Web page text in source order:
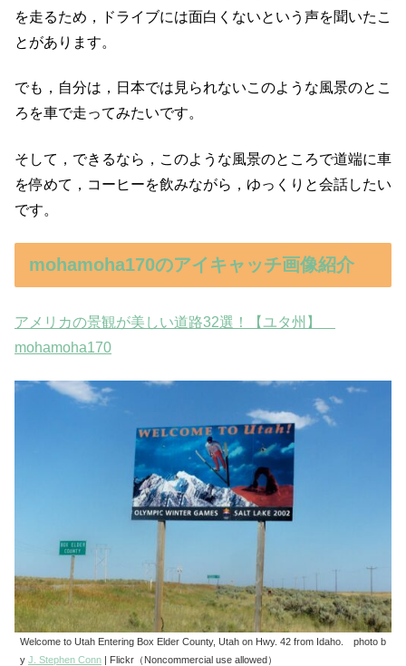
を走るため，ドライブには面白くないという声を聞いたこ
とがあります。
でも，自分は，日本では見られないこのような風景のとこ
ろを車で走ってみたいです。
そして，できるなら，このような風景のところで道端に車
を停めて，コーヒーを飲みながら，ゆっくりと会話したい
です。
mohamoha170のアイキャッチ画像紹介
アメリカの景観が美しい道路32選！【ユタ州】
mohamoha170
Welcome to Utah Entering Box Elder County, Utah on Hwy. 42 from Idaho. photo b
y J. Stephen Conn | Flickr（Noncommercial use allowed）